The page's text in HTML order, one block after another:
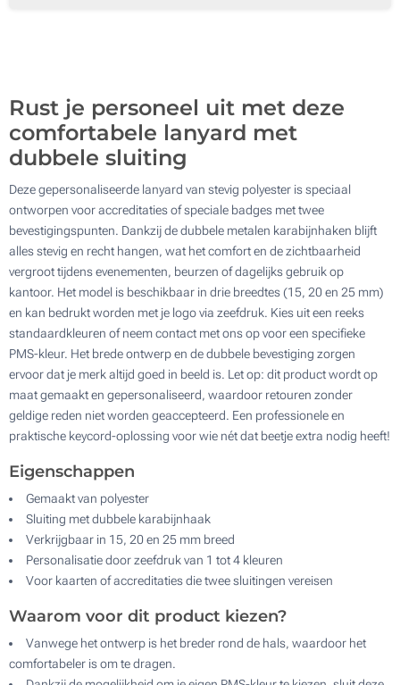
25mm
Dubbelzijdig
Met sluiting
Karabijnhaak clip
Krokodil karabijnhaak
10.6 x 6.7 cm
10.1 x 15.5 cm
8.7 x 5.3 cm
5.3 x 8.5 cm
Rust je personeel uit met deze
comfortabele lanyard met
dubbele sluiting
Deze gepersonaliseerde lanyard van stevig polyester is speciaal
ontworpen voor accreditaties of speciale badges met twee
bevestigingspunten. Dankzij de dubbele metalen karabijnhaken blijft
alles stevig en recht hangen, wat het comfort en de zichtbaarheid
vergroot tijdens evenementen, beurzen of dagelijks gebruik op
kantoor. Het model is beschikbaar in drie breedtes (15, 20 en 25 mm)
en kan bedrukt worden met je logo via zeefdruk. Kies uit een reeks
standaardkleuren of neem contact met ons op voor een specifieke
PMS-kleur. Het brede ontwerp en de dubbele bevestiging zorgen
ervoor dat je merk altijd goed in beeld is. Let op: dit product wordt op
maat gemaakt en gepersonaliseerd, waardoor retouren zonder
geldige reden niet worden geaccepteerd. Een professionele en
praktische keycord-oplossing voor wie nét dat beetje extra nodig heeft!
Eigenschappen
Gemaakt van polyester
Sluiting met dubbele karabijnhaak
Verkrijgbaar in 15, 20 en 25 mm breed
Personalisatie door zeefdruk van 1 tot 4 kleuren
Voor kaarten of accreditaties die twee sluitingen vereisen
Waarom voor dit product kiezen?
Vanwege het ontwerp is het breder rond de hals, waardoor het
comfortabeler is om te dragen.